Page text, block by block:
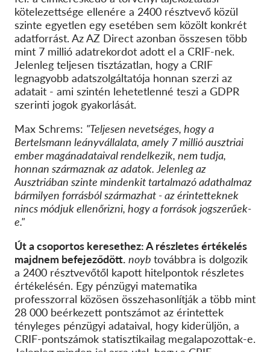
kötelezettsége ellenére a 2400 résztvevő közül
szinte egyetlen egy esetében sem közölt konkrét
adatforrást. Az AZ Direct azonban összesen több
mint 7 millió adatrekordot adott el a CRIF-nek.
Jelenleg teljesen tisztázatlan, hogy a CRIF
legnagyobb adatszolgáltatója honnan szerzi az
adatait - ami szintén lehetetlenné teszi a GDPR
szerinti jogok gyakorlását.
Max Schrems: "Teljesen nevetséges, hogy a
Bertelsmann leányvállalata, amely 7 millió ausztriai
ember magánadataival rendelkezik, nem tudja,
honnan származnak az adatok. Jelenleg az
Ausztriában szinte mindenkit tartalmazó adathalmaz
bármilyen forrásból származhat - az érintetteknek
nincs módjuk ellenőrizni, hogy a források jogszerűek-
e."
Út a csoportos keresethez: A részletes értékelés
majdnem befejeződött. noyb továbbra is dolgozik
a 2400 résztvevőtől kapott hitelpontok részletes
értékelésén. Egy pénzügyi matematika
professzorral közösen összehasonlítják a több mint
28 000 beérkezett pontszámot az érintettek
tényleges pénzügyi adataival, hogy kiderüljön, a
CRIF-pontszámok statisztikailag megalapozottak-e.